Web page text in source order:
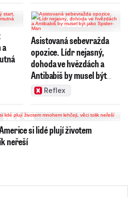
Asistovaná sebevražda
opozice. Lídr nejasný,
dohoda ve hvězdách a
Antibabiš by musel být
jako Spider-Man
Reflex
si lidé plují životem
neřeší